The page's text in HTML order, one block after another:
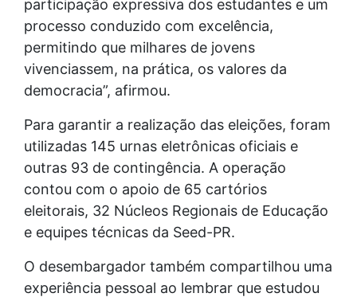
participação expressiva dos estudantes e um
processo conduzido com excelência,
permitindo que milhares de jovens
vivenciassem, na prática, os valores da
democracia”, afirmou.
Para garantir a realização das eleições, foram
utilizadas 145 urnas eletrônicas oficiais e
outras 93 de contingência. A operação
contou com o apoio de 65 cartórios
eleitorais, 32 Núcleos Regionais de Educação
e equipes técnicas da Seed-PR.
O desembargador também compartilhou uma
experiência pessoal ao lembrar que estudou